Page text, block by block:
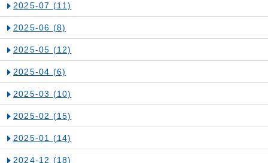
2025-07 (11)
2025-06 (8)
2025-05 (12)
2025-04 (6)
2025-03 (10)
2025-02 (15)
2025-01 (14)
2024-12 (18)